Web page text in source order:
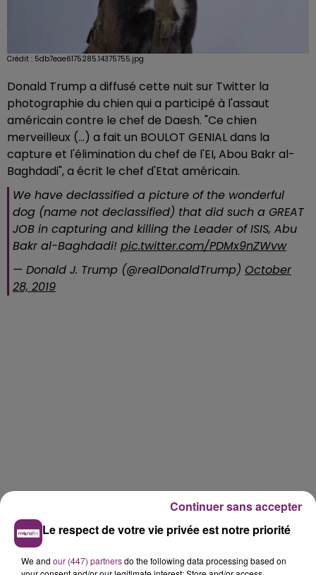
Crédit : 5db7eae6175285.14375755.jpg
Donald Trump a diffusé cette nuit sur Twitter la
photographie du chien qui a participé à l'assaut
américain contre le chef de Daesh. "Ce chien
merveilleux (...) a fait un BOULOT GENIAL dans la
capture et l'élimination du chef de l'EI, Abou Bakr al-
Baghdadi", a écrit le chef d'Etat américain.
We have declassified a picture of the wonderful
dog (name not declassified) that did such a GREAT
JOB in capturing and killing the Leader of ISIS, Abu
Bakr al-Baghdadi! pic.twitter.com/PDMx9nZWvw
— Donald J. Trump (@realDonaldTrump) October
28, 2019
Le respect de votre vie privée est notre priorité
We and our (447) partnersdo the following data processing based on
Continuer sans accepter